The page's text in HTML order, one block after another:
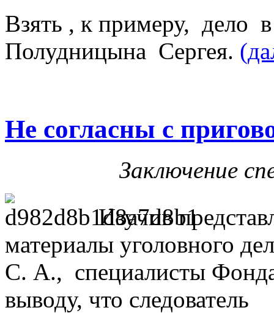
Взять , к примеру, дело
Полудницына Сергея.
Не согласны с
Заключение
Изучив
материалы уголовного
С. А., специалисты
выводу, что следователь